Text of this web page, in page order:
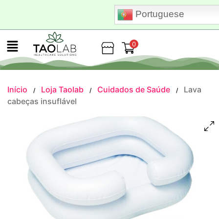
Portuguese
Loja
0
Início / Loja Taolab / Cuidados de Saúde /
Lava
cabeças insuflável